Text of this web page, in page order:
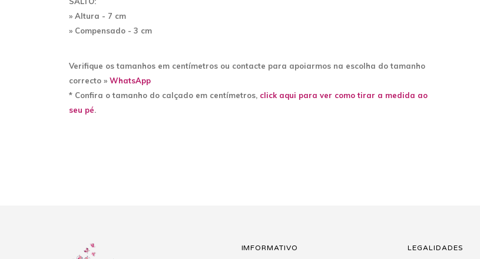
» Altura - 7 cm
» Compensado - 3 cm
Verifique os tamanhos em centímetros ou contacte para apoiarmos na escolha do tamanho
correcto » WhatsApp
* Confira o tamanho do calçado em centímetros, click aqui para ver como tirar a medida ao
seu pé.
IMFORMATIVO LEGALIDADES